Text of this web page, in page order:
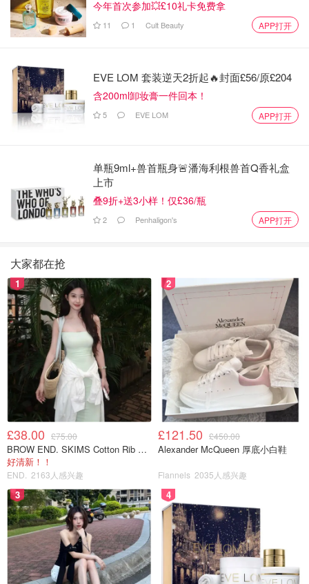
今年首次参加💥£10礼卡免费拿
11 1 Cult Beauty APP打开
EVE LOM 套装逆天2折起🔥封面£56/原£204
含200ml卸妆膏一件回本！
5 EVE LOM APP打开
单瓶9ml+兽首瓶身🚨潘海利根兽首Q香礼盒
上市
叠9折+送3小样！仅£36/瓶
2 Penhaligon's APP打开
大家都在抢
1
£38.00 £75.00
BROW END. SKIMS Cotton Rib 长款背心连衣裙 薄荷绿
好清新！！
END. 2163人感兴趣
2
£121.50 £450.00
Alexander McQueen 厚底小白鞋
Flannels 2035人感兴趣
3 4